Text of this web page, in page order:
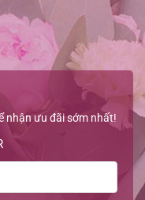
nhận ưu đãi sớm nhất!